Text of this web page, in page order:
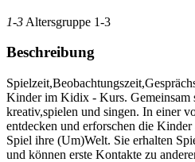
1-3 Altersgruppe 1-3
Beschreibung
Kinder im Kidix - Kurs. Gemeinsam
kreativ,spielen und singen. In einer
entdecken und erforschen die
Spiel ihre (Um)Welt. Sie erhalten
und können erste Kontakte zu